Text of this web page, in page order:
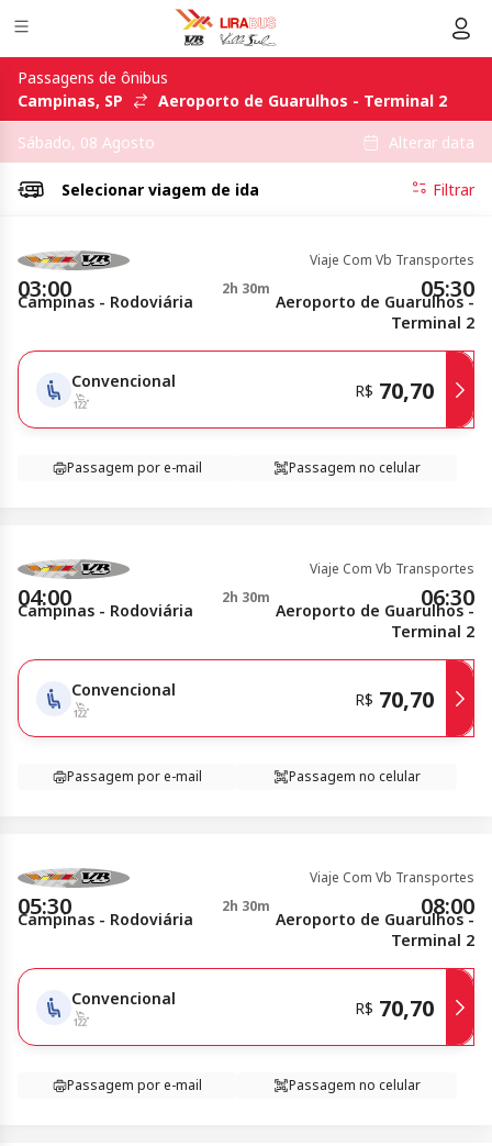
Passagens de ônibus
Campinas, SP
Aeroporto de Guarulhos - Terminal 2
Sábado, 08 Agosto
Alterar data
Selecionar viagem de ida Filtrar
Viaje Com Vb Transportes
03:00 2h 30m 05:30
Campinas - Rodoviária
Aeroporto de Guarulhos -
Terminal 2
Convencional R$ 70,70
Passagem por e-mail Passagem no celular
Viaje Com Vb Transportes
04:00 2h 30m 06:30
Campinas - Rodoviária
Aeroporto de Guarulhos -
Terminal 2
Convencional R$ 70,70
Passagem por e-mail Passagem no celular
Viaje Com Vb Transportes
05:30 2h 30m 08:00
Campinas - Rodoviária
Aeroporto de Guarulhos -
Terminal 2
Convencional R$ 70,70
Passagem por e-mail Passagem no celular